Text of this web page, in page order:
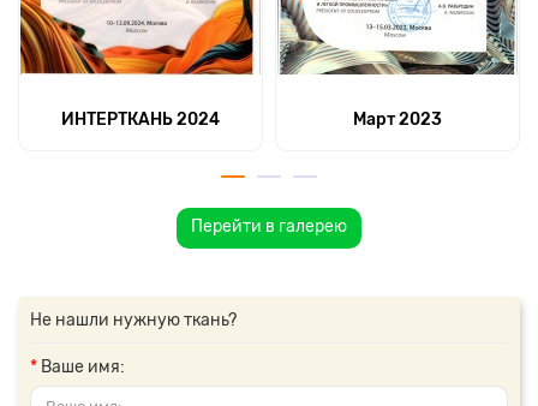
ИНТЕРТКАНЬ 2024 Март 2023
Перейти в галерею
Не нашли нужную ткань?
Ваше имя: